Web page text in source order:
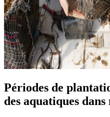
Périodes de
des aquatiques dans